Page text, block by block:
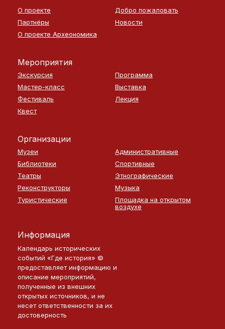
О проекте
Добро пожаловать
Партнёры
Новости
О проекте Археономика
Мероприятия
Экскурсия
Программа
Мастер-класс
Выставка
Фестиваль
Лекция
Квест
Организации
Музеи
Административные
Библиотеки
Спортивные
Театры
Этнографические
Реконструкторы
Музыка
Туристические
Площадка на открытом
воздухе
Информация
Календарь исторических
событий «Где история» ©
предоставляет информацию и
описание мероприятий,
полученные из внешних
открытых источников, и не
несет ответственности за их
достоверность